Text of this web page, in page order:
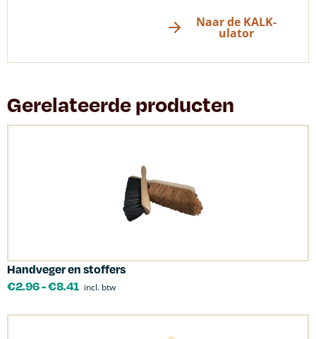
Naar de KALK-
ulator
Gerelateerde producten
Handveger en stoffers
€2.96-€8.41 incl. btw